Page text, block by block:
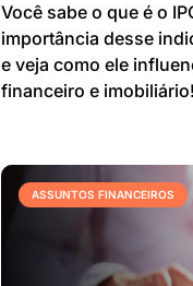
Você sabe o que é o
importância desse
e veja como ele
financeiro e imobiliário!
ASSUNTOS FINANCEIROS